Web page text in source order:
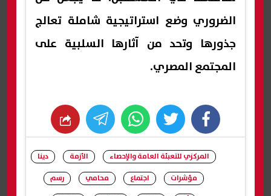
الضروري وضع استراتيجية شاملة تعالج
جذورها وتحد من آثارها السلبية على
المجتمع المصري.
facebook
twitter
whats
المركزي للتعبئة العامة والإحصاء الأزمة
دينا
مؤشرات
اجتماع محامي
رسم